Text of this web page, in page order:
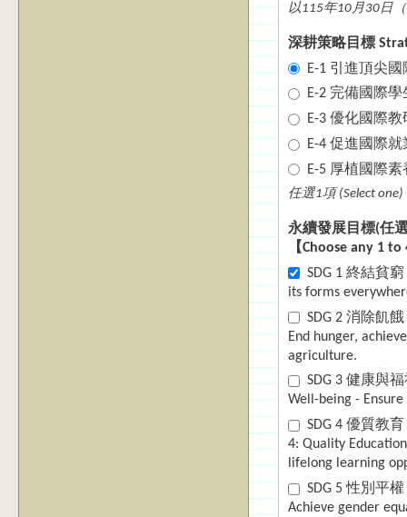
以115年10月30日
深耕策
E-1 引進頂
E-2 完備國際
E-3 優化國際
E-4 促進國際
E-5 厚植國際
任選1項 (Select one)
永續發展目標(任
【Choose any 1
SDG 1 終結貧
its forms
SDG 2 消除飢餓：
End hunger,
agriculture.
SDG 3 健康與
Well-being -
SDG 4 優質教
4: Quality
lifelong learning
SDG 5 性別平權：實
Achieve gender